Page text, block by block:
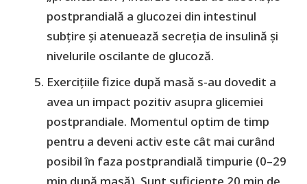
postprandială a glucozei din intestinul
subțire și atenuează secreția de insulină și
nivelurile oscilante de glucoză.
Exercițiile fizice după masă s-au dovedit a
avea un impact pozitiv asupra glicemiei
postprandiale. Momentul optim de timp
pentru a deveni activ este cât mai curând
posibil în faza postprandială timpurie (0–29
min după masă). Sunt suficiente 20 min de